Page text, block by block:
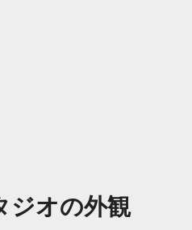
ジオの外観